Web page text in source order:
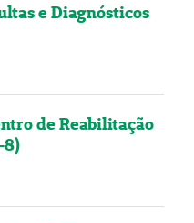
e Diagnósticos
de Reabilitação
8)